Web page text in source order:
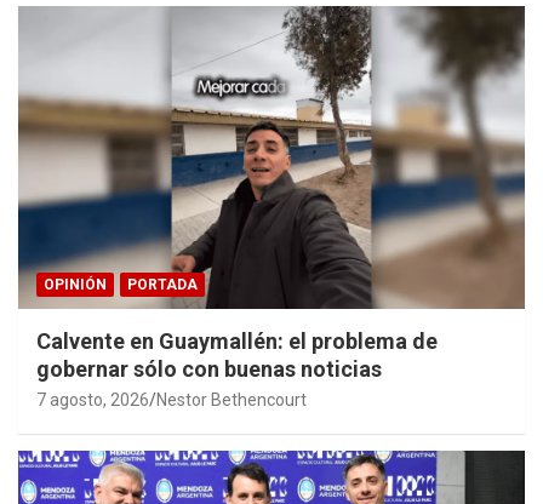
OPINIÓN PORTADA
Calvente en Guaymallén: el problema de
gobernar sólo con buenas noticias
7 agosto, 2026 Nestor Bethencourt